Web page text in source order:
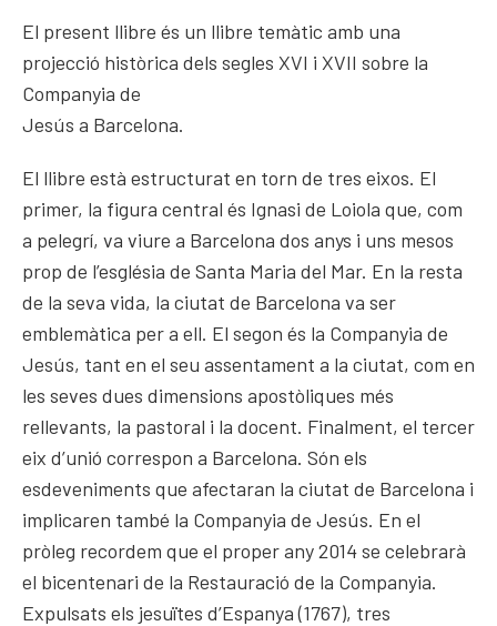
El present llibre és un llibre temàtic amb una
projecció històrica dels segles XVI i XVII sobre la
Companyia de
Jesús a Barcelona.
El llibre està estructurat en torn de tres eixos. El
primer, la figura central és Ignasi de Loiola que, com
a pelegrí, va viure a Barcelona dos anys i uns mesos
prop de l’església de Santa Maria del Mar. En la resta
de la seva vida, la ciutat de Barcelona va ser
emblemàtica per a ell. El segon és la Companyia de
Jesús, tant en el seu assentament a la ciutat, com en
les seves dues dimensions apostòliques més
rellevants, la pastoral i la docent. Finalment, el tercer
eix d’unió correspon a Barcelona. Són els
esdeveniments que afectaran la ciutat de Barcelona i
implicaren també la Companyia de Jesús. En el
pròleg recordem que el proper any 2014 se celebrarà
el bicentenari de la Restauració de la Companyia.
Expulsats els jesuïtes d’Espanya (1767), tres